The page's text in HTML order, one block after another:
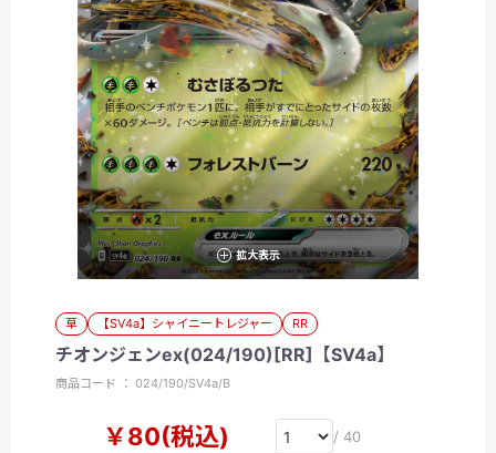
拡大表示
草 【SV4a】シャイニートレジャー RR
チオンジェンex(024/190)[RR]【SV4a】
商品コード ： 024/190/SV4a/B
￥80(税込) / 40